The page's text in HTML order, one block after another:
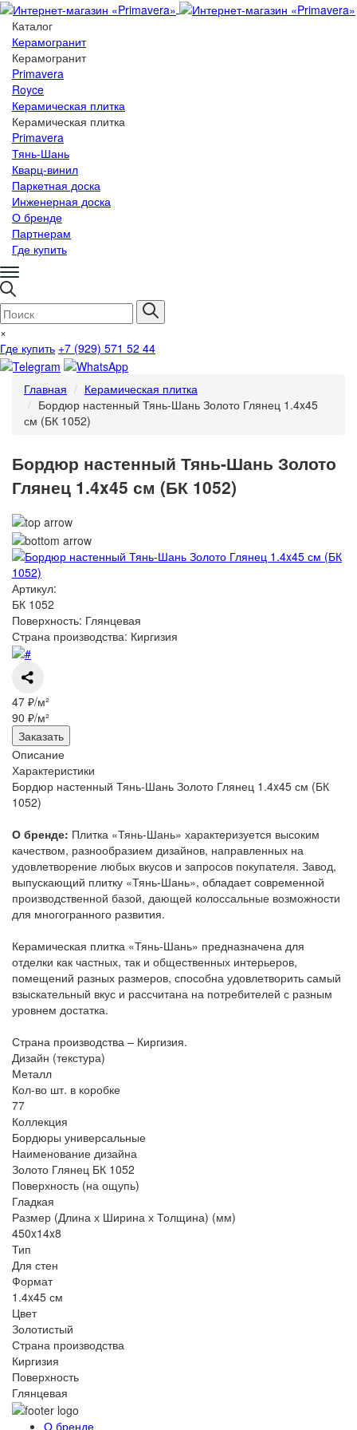
Каталог
Керамогранит
Керамогранит
Primavera
Royce
Керамическая плитка
Керамическая плитка
Primavera
Тянь-Шань
Кварц-винил
Паркетная доска
Инженерная доска
О бренде
Партнерам
Где купить
×
Где купить +7 (929) 571 52 44
Главная
Керамическая плитка
Бордюр настенный Тянь-Шань Золото Глянец 1.4x45
см (БК 1052)
Бордюр настенный Тянь-Шань Золото
Глянец 1.4x45 см (БК 1052)
Артикул:
БК 1052
Поверхность: Глянцевая
Страна производства: Киргизия
47 ₽/м²
90 ₽/м²
Заказать
Описание
Характеристики
Бордюр настенный Тянь-Шань Золото Глянец 1.4x45 см (БК
1052)
О бренде: Плитка «Тянь-Шань» характеризуется высоким
качеством, разнообразием дизайнов, направленных на
удовлетворение любых вкусов и запросов покупателя. Завод,
выпускающий плитку «Тянь-Шань», обладает современной
производственной базой, дающей колоссальные возможности
для многогранного развития.
Керамическая плитка «Тянь-Шань» предназначена для
отделки как частных, так и общественных интерьеров,
помещений разных размеров, способна удовлетворить самый
взыскательный вкус и рассчитана на потребителей с разным
уровнем достатка.
Страна производства – Киргизия.
Дизайн (текстура)
Металл
Кол-во шт. в коробке
77
Коллекция
Бордюры универсальные
Наименование дизайна
Золото Глянец БК 1052
Поверхность (на ощупь)
Гладкая
Размер (Длина х Ширина х Толщина) (мм)
450x14x8
Тип
Для стен
Формат
1.4x45 см
Цвет
Золотистый
Страна производства
Киргизия
Поверхность
Глянцевая
О бренде